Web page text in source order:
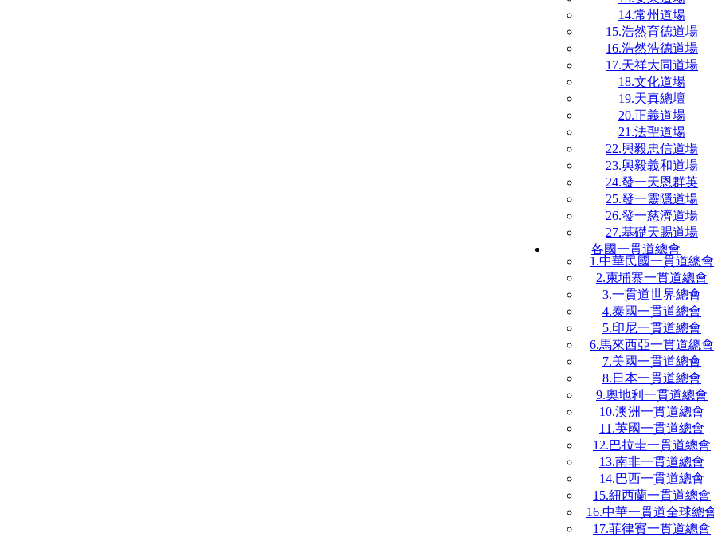
14.常州道場
15.浩然育德道場
16.浩然浩德道場
17.天祥大同道場
18.文化道場
19.天真總壇
20.正義道場
21.法聖道場
22.興毅忠信道場
23.興毅義和道場
24.發一天恩群英
25.發一靈隱道場
26.發一慈濟道場
27.基礎天賜道場
各國一貫道總會
1.中華民國一貫道總會
2.柬埔寨一貫道總會
3.一貫道世界總會
4.泰國一貫道總會
5.印尼一貫道總會
6.馬來西亞一貫道總會
7.美國一貫道總會
8.日本一貫道總會
9.奧地利一貫道總會
10.澳洲一貫道總會
11.英國一貫道總會
12.巴拉圭一貫道總會
13.南非一貫道總會
14.巴西一貫道總會
15.紐西蘭一貫道總會
16.中華一貫道全球總
17.菲律賓一貫道總會